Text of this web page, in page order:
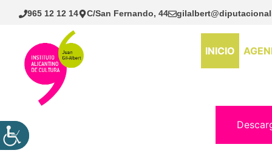
Saltar
965 12 12 14 C/San Fernando, 44
INICIO